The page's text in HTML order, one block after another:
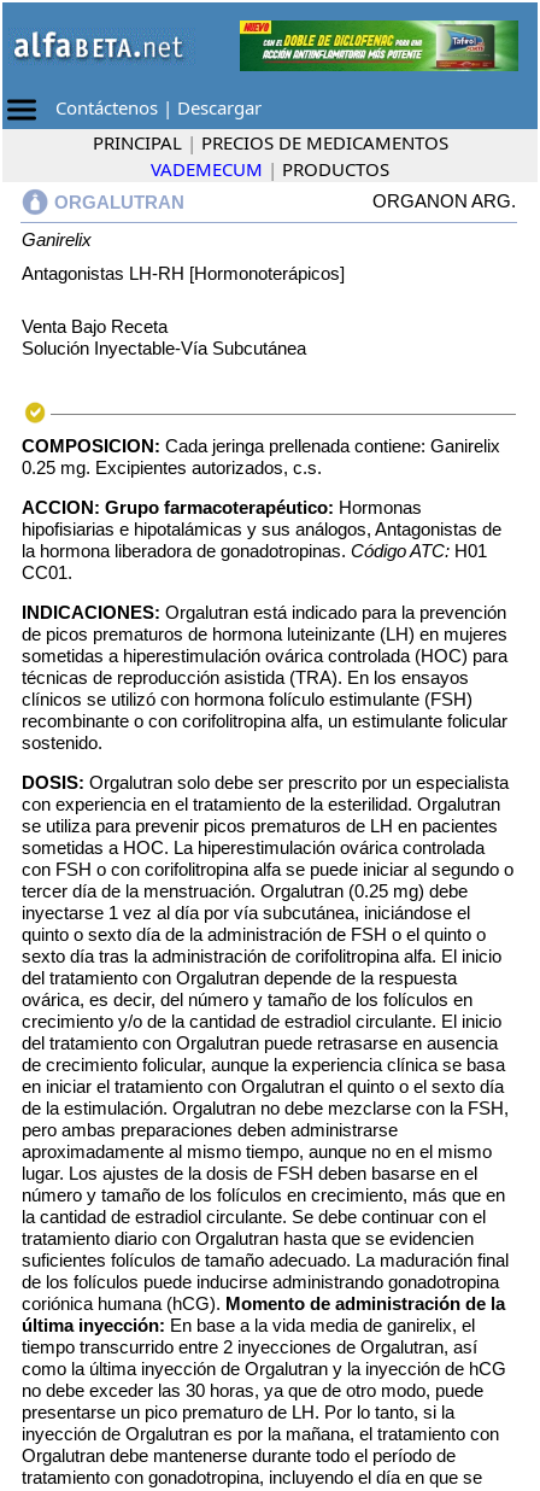
Contáctenos | Descargar
PRINCIPAL | PRECIOS DE MEDICAMENTOS
VADEMECUM | PRODUCTOS
ORGALUTRAN
ORGANON ARG.
Ganirelix
Antagonistas LH-RH [Hormonoterápicos]
Venta Bajo Receta
Solución Inyectable-Vía Subcutánea
COMPOSICION: Cada jeringa prellenada contiene: Ganirelix
0.25 mg. Excipientes autorizados, c.s.
ACCION: Grupo farmacoterapéutico: Hormonas
hipofisiarias e hipotalámicas y sus análogos, Antagonistas de
la hormona liberadora de gonadotropinas. Código ATC: H01
CC01.
INDICACIONES: Orgalutran está indicado para la prevención
de picos prematuros de hormona luteinizante (LH) en mujeres
sometidas a hiperestimulación ovárica controlada (HOC) para
técnicas de reproducción asistida (TRA). En los ensayos
clínicos se utilizó con hormona folículo estimulante (FSH)
recombinante o con corifolitropina alfa, un estimulante folicular
sostenido.
DOSIS: Orgalutran solo debe ser prescrito por un especialista
con experiencia en el tratamiento de la esterilidad. Orgalutran
se utiliza para prevenir picos prematuros de LH en pacientes
sometidas a HOC. La hiperestimulación ovárica controlada
con FSH o con corifolitropina alfa se puede iniciar al segundo o
tercer día de la menstruación. Orgalutran (0.25 mg) debe
inyectarse 1 vez al día por vía subcutánea, iniciándose el
quinto o sexto día de la administración de FSH o el quinto o
sexto día tras la administración de corifolitropina alfa. El inicio
del tratamiento con Orgalutran depende de la respuesta
ovárica, es decir, del número y tamaño de los folículos en
crecimiento y/o de la cantidad de estradiol circulante. El inicio
del tratamiento con Orgalutran puede retrasarse en ausencia
de crecimiento folicular, aunque la experiencia clínica se basa
en iniciar el tratamiento con Orgalutran el quinto o el sexto día
de la estimulación. Orgalutran no debe mezclarse con la FSH,
pero ambas preparaciones deben administrarse
aproximadamente al mismo tiempo, aunque no en el mismo
lugar. Los ajustes de la dosis de FSH deben basarse en el
número y tamaño de los folículos en crecimiento, más que en
la cantidad de estradiol circulante. Se debe continuar con el
tratamiento diario con Orgalutran hasta que se evidencien
suficientes folículos de tamaño adecuado. La maduración final
de los folículos puede inducirse administrando gonadotropina
coriónica humana (hCG). Momento de administración de la
última inyección: En base a la vida media de ganirelix, el
tiempo transcurrido entre 2 inyecciones de Orgalutran, así
como la última inyección de Orgalutran y la inyección de hCG
no debe exceder las 30 horas, ya que de otro modo, puede
presentarse un pico prematuro de LH. Por lo tanto, si la
inyección de Orgalutran es por la mañana, el tratamiento con
Orgalutran debe mantenerse durante todo el período de
tratamiento con gonadotropina, incluyendo el día en que se